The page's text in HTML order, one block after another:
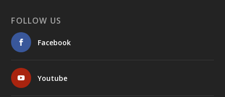
FOLLOW US
Facebook
Youtube